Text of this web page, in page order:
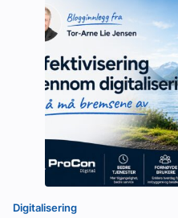
Digitalisering